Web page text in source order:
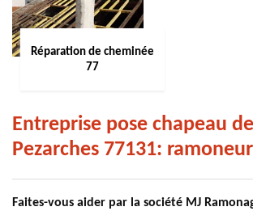
Réparation de cheminée
77
Entreprise pose chapeau
Pezarches 77131:
Faites-vous aider par la société MJ